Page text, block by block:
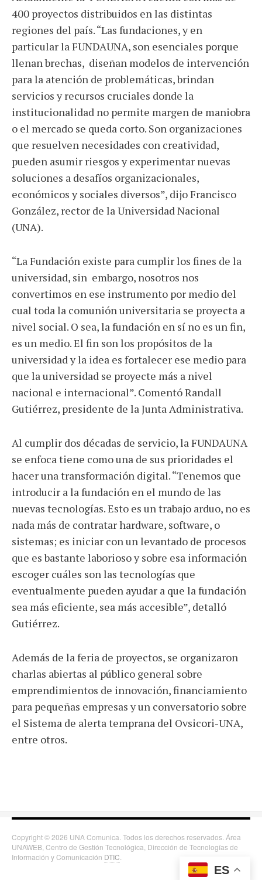
400 proyectos distribuidos en las distintas
regiones del país. “Las fundaciones, y en
particular la FUNDAUNA, son esenciales porque
llenan brechas, diseñan modelos de intervención
para la atención de problemáticas, brindan
servicios y recursos cruciales donde la
institucionalidad no permite margen de maniobra
o el mercado se queda corto. Son organizaciones
que resuelven necesidades con creatividad,
pueden asumir riesgos y experimentar nuevas
soluciones a desafíos organizacionales,
económicos y sociales diversos”, dijo Francisco
González, rector de la Universidad Nacional
(UNA).
“La Fundación existe para cumplir los fines de la
universidad, sin embargo, nosotros nos
convertimos en ese instrumento por medio del
cual toda la comunión universitaria se proyecta a
nivel social. O sea, la fundación en sí no es un fin,
es un medio. El fin son los propósitos de la
universidad y la idea es fortalecer ese medio para
que la universidad se proyecte más a nivel
nacional e internacional”. Comentó Randall
Gutiérrez, presidente de la Junta Administrativa.
Al cumplir dos décadas de servicio, la FUNDAUNA
se enfoca tiene como una de sus prioridades el
hacer una transformación digital. “Tenemos que
introducir a la fundación en el mundo de las
nuevas tecnologías. Esto es un trabajo arduo, no es
nada más de contratar hardware, software, o
sistemas; es iniciar con un levantado de procesos
que es bastante laborioso y sobre esa información
escoger cuáles son las tecnologías que
eventualmente pueden ayudar a que la fundación
sea más eficiente, sea más accesible”, detalló
Gutiérrez.
Además de la feria de proyectos, se organizaron
charlas abiertas al público general sobre
emprendimientos de innovación, financiamiento
para pequeñas empresas y un conversatorio sobre
el Sistema de alerta temprana del Ovsicori-UNA,
entre otros.
ES
Copyright © 2026 UNA Comunica. Todos los derechos reservados. Área
UNAWEB, Centro de Gestión Tecnológica, Dirección de Tecnologías de
Información y Comunicación DTIC